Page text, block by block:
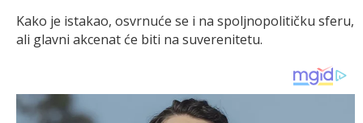
Kako je istakao, osvrnuće se i na spoljnopolitičku sferu,
ali glavni akcenat će biti na suverenitetu.